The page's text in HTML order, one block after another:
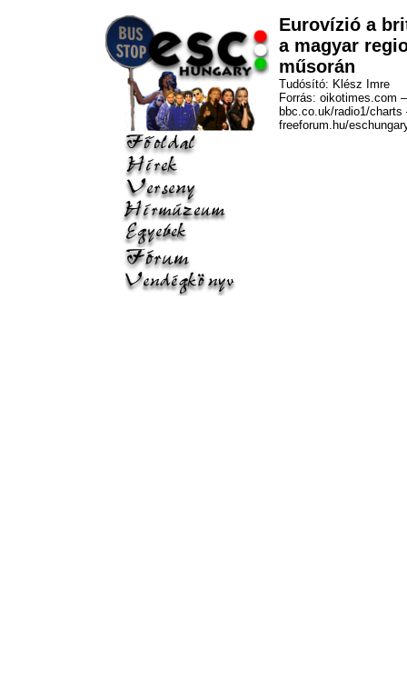
Eurovízió a
a magyar
műsorán
Tudósító: Klész Imre
Forrás: oikotimes.com –
bbc.co.uk/radio1/charts
freeforum.hu/